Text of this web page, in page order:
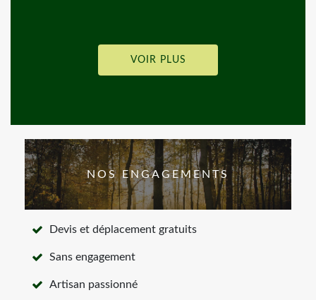
VOIR PLUS
NOS ENGAGEMENTS
Devis et déplacement gratuits
Sans engagement
Artisan passionné